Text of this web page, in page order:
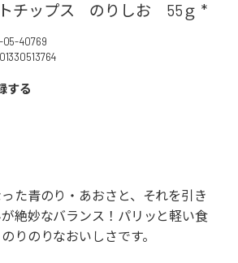
チップス のりしお 55ｇ *
05-40769
する
た青のり・あおさと、それを引き
絶妙なバランス！パリッと軽い食
りのりなおいしさです。